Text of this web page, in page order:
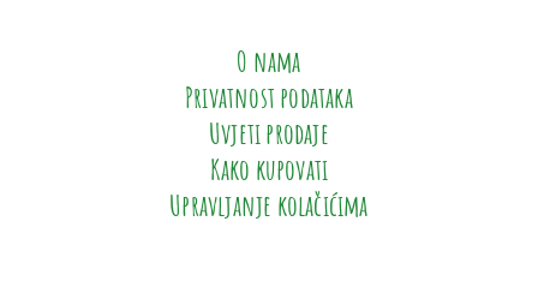
O nama
Privatnost podataka
Uvjeti prodaje
Kako kupovati
Upravljanje kolačićima